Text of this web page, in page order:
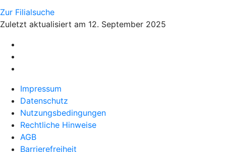
Zur Filialsuche
Zuletzt aktualisiert am 12. September 2025
Impressum
Datenschutz
Nutzungsbedingungen
Rechtliche Hinweise
AGB
Barrierefreiheit